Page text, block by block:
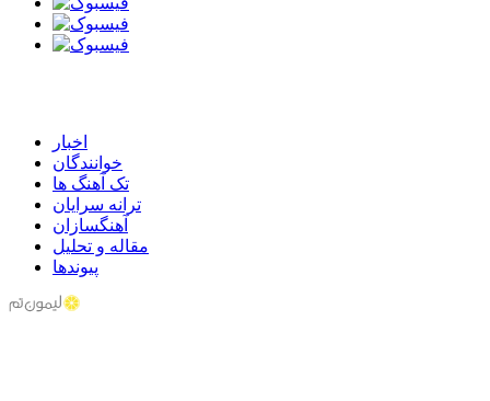
اخبار
خوانندگان
تک آهنگ ها
ترانه سرایان
آهنگسازان
مقاله و تحلیل
پیوندها